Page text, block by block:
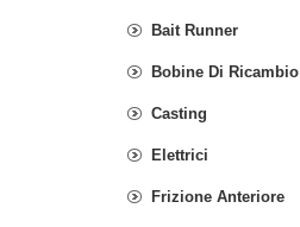
Bait Runner
Bobine Di Ricambio
Casting
Elettrici
Frizione Anteriore